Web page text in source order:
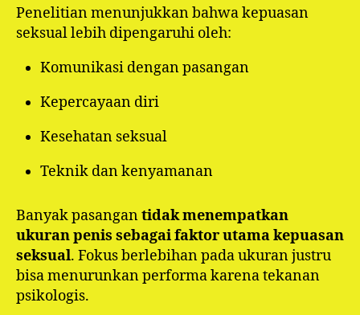
Penelitian menunjukkan bahwa kepuasan
seksual lebih dipengaruhi oleh:
Komunikasi dengan pasangan
Kepercayaan diri
Kesehatan seksual
Teknik dan kenyamanan
Banyak pasangantidak menempatkan
ukuran penis sebagai faktor utama kepuasan
seksual. Fokus berlebihan pada ukuran justru
bisa menurunkan performa karena tekanan
psikologis.